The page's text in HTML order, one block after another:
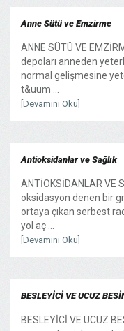
Anne Sütü ve Emzirme
ANNE SÜTÜ VE
depoları anneden
normal gelişmesine
t&uum ...
[Devamını Oku]
Antioksidanlar ve Sağlık
ANTİOKSİDANLAR VE
oksidasyon denen bir
ortaya çıkan serbest
yol aç ...
[Devamını Oku]
BESLEYİCİ VE UCUZ
BESLEYİCİ VE